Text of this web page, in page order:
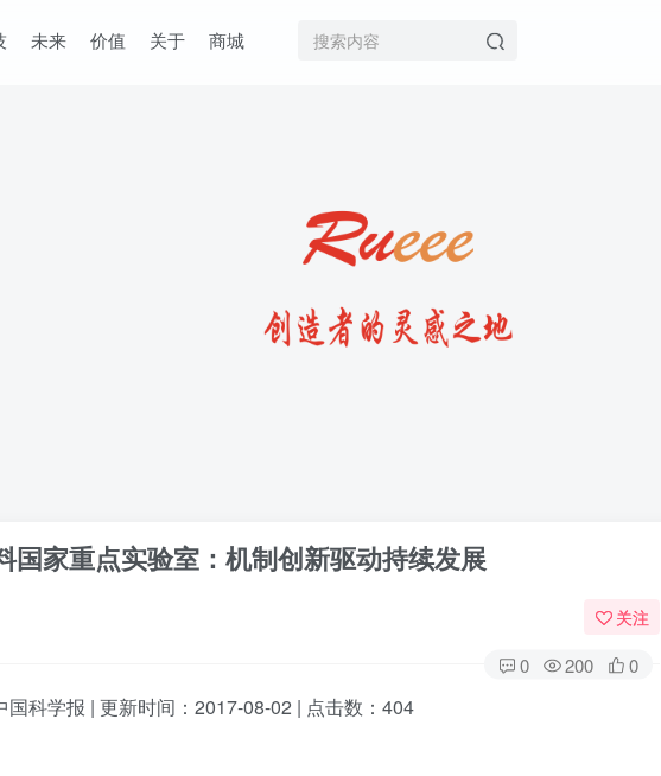
未来 价值 关于 商城
国家重点实验室：机制创新驱动持续发展
关注
0 200 0
科学报 | 更新时间：2017-08-02 | 点击数：404